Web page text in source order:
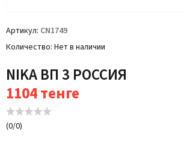
Артикул CN1749
Количество Нет в наличии
NIKA ВП 3 РОССИЯ
1104тенге
(0/0)